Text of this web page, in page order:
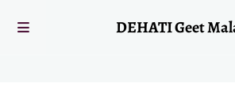
DEHATI Geet